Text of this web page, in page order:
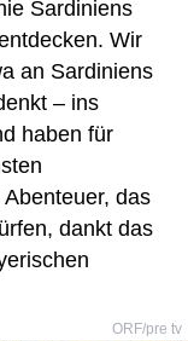
Sardiniens
Wir
an Sardiniens
– ins
haben für
das
dankt das
ORF/pre tv